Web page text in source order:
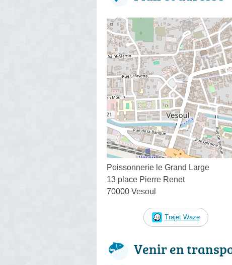
Poissonnerie le Grand Large
13 place Pierre Renet
70000 Vesoul
Trajet Waze
Venir en